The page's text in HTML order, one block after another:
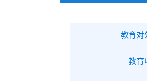
教育对
教育